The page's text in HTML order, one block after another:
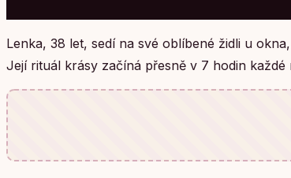
Lenka, 38 let, sedí na své oblíbené židli u
Její rituál krásy začíná přesně v 7 hodin